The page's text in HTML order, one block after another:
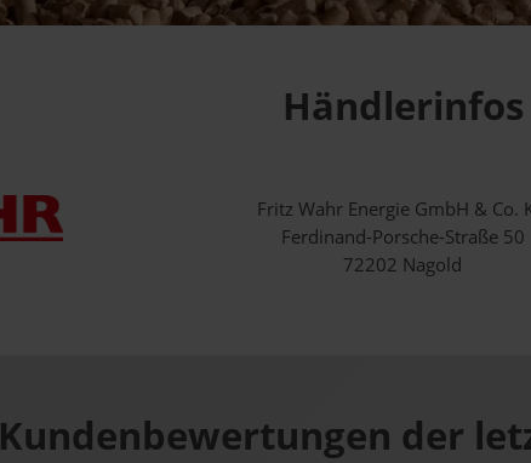
Händlerinfos
Fritz Wahr Energie GmbH & Co.
Ferdinand-Porsche-Straße 50
72202 Nagold
Kundenbewertungen der